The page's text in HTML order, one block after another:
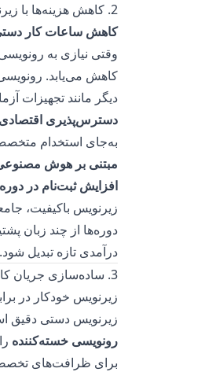
2. کاهش هزینه‌ها با زیرنویس خودکار
کاهش ساعات کار
وقتی نیازی به
کاهش می‌یابد.
دیگر مانند تجهیزات
دسترس‌پذیری
به‌جای استخدام
مبتنی بر هوش
افزایش ثبت‌نام در
زیرنویس باکیفیت،
دوره‌ها از چند زبان
درآمدی تازه تبدیل شود.
3. ساده‌سازی جریان کار مدرسان
زیرنویس خودکار در
زیرنویس دستی دقیق
رونویسی خسته‌کننده
برای ظرافت‌های